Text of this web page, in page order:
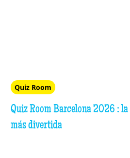
Quiz Room
Quiz Room Barcelona 2026 :
más divertida